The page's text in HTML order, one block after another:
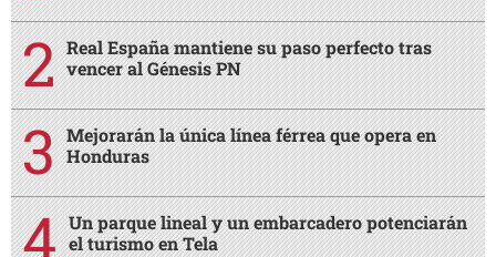
Real España mantiene su paso perfecto tras
vencer al Génesis PN
Mejorarán la única línea férrea que opera en
Honduras
Un parque lineal y un embarcadero potenciarán
el turismo en Tela